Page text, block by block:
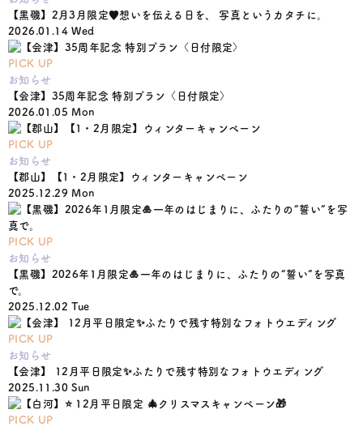
【黒磯】2月3月限定♥想いを伝える日を、 写真というカタチに。
2026.01.14 Wed
PICK UP
お知らせ
【会津】35周年記念 特別プラン〈日付限定〉
2026.01.05 Mon
PICK UP
お知らせ
【郡山】【1・2月限定】ウィンターキャンペーン
2025.12.29 Mon
PICK UP
お知らせ
【黒磯】2026年1月限定🎍一年のはじまりに、ふたりの“誓い”を写真
で。
2025.12.02 Tue
PICK UP
お知らせ
【会津】 12月平日限定✨ふたりで残す特別なフォトウエディング
2025.11.30 Sun
PICK UP